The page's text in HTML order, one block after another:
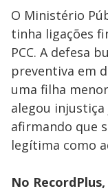
O Ministério
tinha ligações
PCC. A defesa
preventiva em
uma filha
alegou
afirmando que
legítima como
No